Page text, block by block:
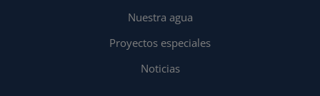
Nuestra agua
Proyectos especiales
Noticias